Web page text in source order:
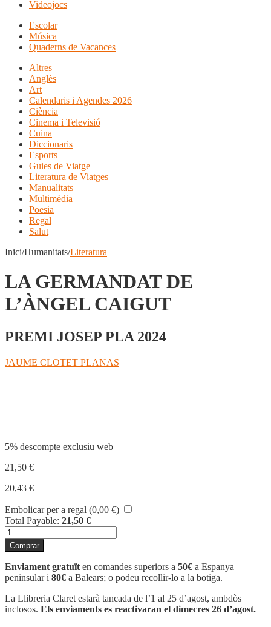
Videojocs
Escolar
Música
Quaderns de Vacances
Altres
Anglès
Art
Calendaris i Agendes 2026
Ciència
Cinema i Televisió
Cuina
Diccionaris
Esports
Guies de Viatge
Literatura de Viatges
Manualitats
Multimèdia
Poesia
Regal
Salut
Inici/Humanitats/Literatura
LA GERMANDAT DE
L’ÀNGEL CAIGUT
PREMI JOSEP PLA 2024
JAUME CLOTET PLANAS
5% descompte exclusiu web
21,50 €
20,43 €
Embolicar per a regal (0,00 €)
Total Payable: 21,50 €
quantitat
de
LA
GERMANDAT
DE
L'ÀNGEL
CAIGUT
Comprar
Enviament gratuït en comandes superiors a 50€ a Espanya
peninsular i 80€ a Balears; o podeu recollir-lo a la botiga.
La Llibreria Claret estarà tancada de l’1 al 25 d’agost, ambdòs
inclosos. Els enviaments es reactivaran el dimecres 26 d’agost.